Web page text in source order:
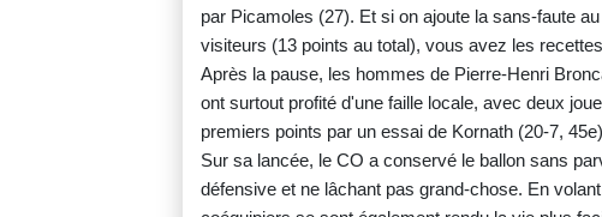
par Picamoles (27). Et si on ajoute la sans-faute
visiteurs (13 points au total), vous avez les
Après la pause, les hommes de Pierre-Henri
ont surtout profité d'une faille locale, avec deux
premiers points par un essai de Kornath (20-7,
Sur sa lancée, le CO a conservé le ballon sans
défensive et ne lâchant pas grand-chose. En